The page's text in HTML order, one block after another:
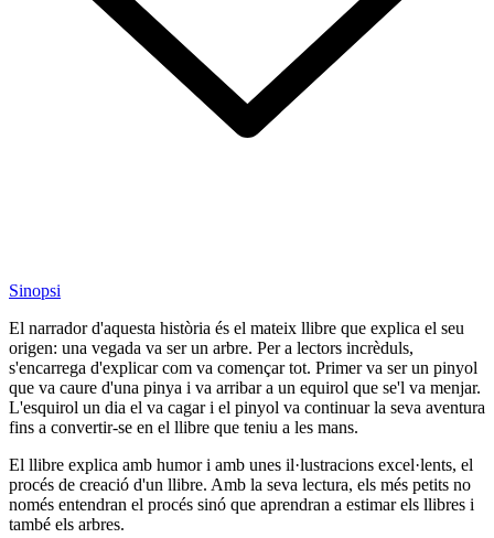
Sinopsi
El narrador d'aquesta història és el mateix llibre que explica el seu
origen: una vegada va ser un arbre. Per a lectors incrèduls,
s'encarrega d'explicar com va començar tot. Primer va ser un pinyol
que va caure d'una pinya i va arribar a un equirol que se'l va menjar.
L'esquirol un dia el va cagar i el pinyol va continuar la seva aventura
fins a convertir-se en el llibre que teniu a les mans.
El llibre explica amb humor i amb unes il·lustracions excel·lents, el
procés de creació d'un llibre. Amb la seva lectura, els més petits no
només entendran el procés sinó que aprendran a estimar els llibres i
també els arbres.